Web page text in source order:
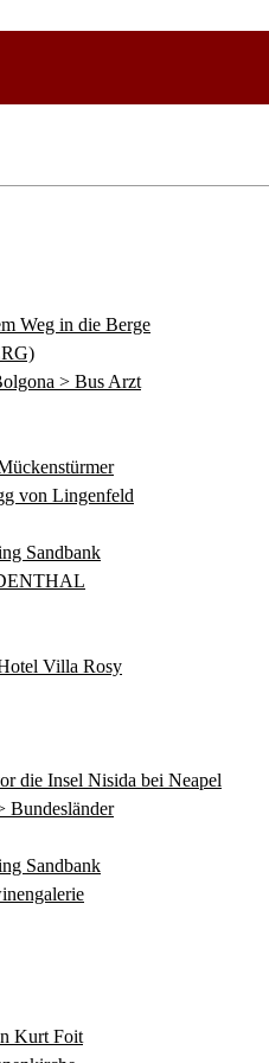
Weg in die Berge
> Bus Arzt
von Lingenfeld
Sandbank
Villa Rosy
die Insel Nisida bei Neapel
Bundesländer
Sandbank
Kurt Foit